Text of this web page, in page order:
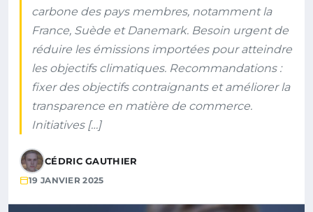
carbone des pays membres, notamment la
France, Suède et Danemark. Besoin urgent de
réduire les émissions importées pour atteindre
les objectifs climatiques. Recommandations :
fixer des objectifs contraignants et améliorer la
transparence en matière de commerce.
Initiatives […]
CÉDRIC GAUTHIER
19 JANVIER 2025